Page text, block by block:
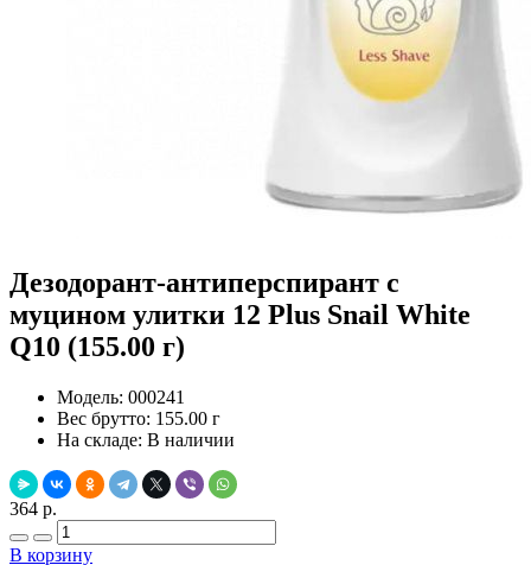
Дезодорант-антиперспирант с
муцином улитки 12 Plus Snail White
Q10 (155.00 г)
Модель: 000241
Вес брутто: 155.00 г
На складе: В наличии
364 р.
В корзину